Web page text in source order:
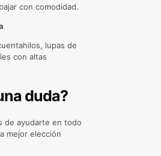
con comodidad.
lupas de
con altas
duda?
de ayudarte en todo
mejor elección